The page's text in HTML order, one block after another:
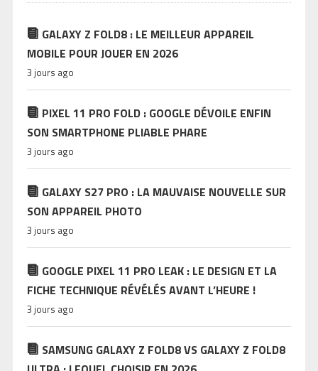
GALAXY Z FOLD8 : LE MEILLEUR APPAREIL
MOBILE POUR JOUER EN 2026
3 jours ago
PIXEL 11 PRO FOLD : GOOGLE DÉVOILE ENFIN
SON SMARTPHONE PLIABLE PHARE
3 jours ago
GALAXY S27 PRO : LA MAUVAISE NOUVELLE SUR
SON APPAREIL PHOTO
3 jours ago
GOOGLE PIXEL 11 PRO LEAK : LE DESIGN ET LA
FICHE TECHNIQUE RÉVÉLÉS AVANT L’HEURE !
3 jours ago
SAMSUNG GALAXY Z FOLD8 VS GALAXY Z FOLD8